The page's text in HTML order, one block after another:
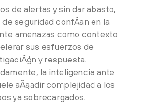
de alertas y sin dar abasto,
seguridad confÃ­an en la
amenazas como contexto
sus esfuerzos de
y respuesta.
la inteligencia ante
aÃąadir complejidad a los
ya sobrecargados.